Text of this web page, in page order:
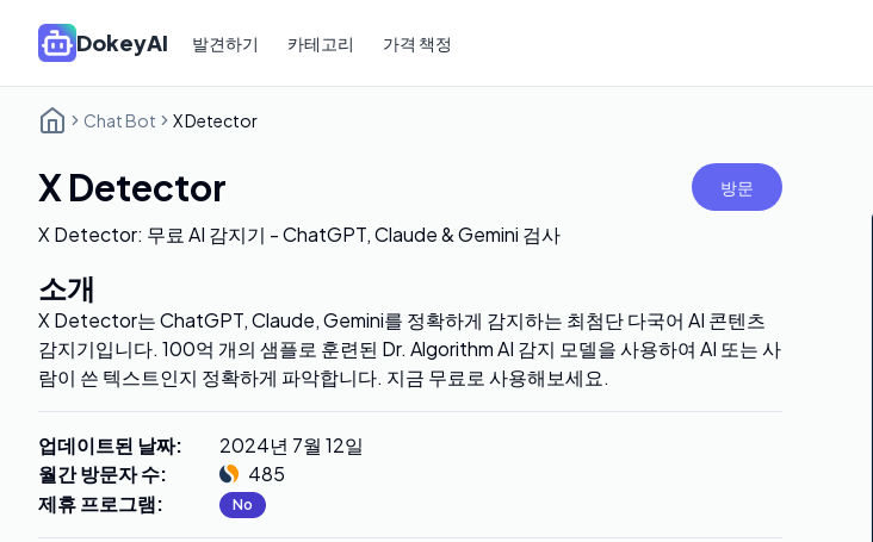
DokeyAI 발견하기 카테고리 가격 책정
Chat Bot X Detector
X Detector 방문
X Detector: 무료 AI 감지기 - ChatGPT, Claude & Gemini 검사
소개
X Detector는 ChatGPT, Claude, Gemini를 정확하게 감지하는 최첨단 다국어 AI 콘텐츠
감지기입니다. 100억 개의 샘플로 훈련된 Dr. Algorithm AI 감지 모델을 사용하여 AI 또는 사
람이 쓴 텍스트인지 정확하게 파악합니다. 지금 무료로 사용해보세요.
업데이트된 날짜:
2024년 7월 12일
월간 방문자 수:
485
제휴 프로그램: No